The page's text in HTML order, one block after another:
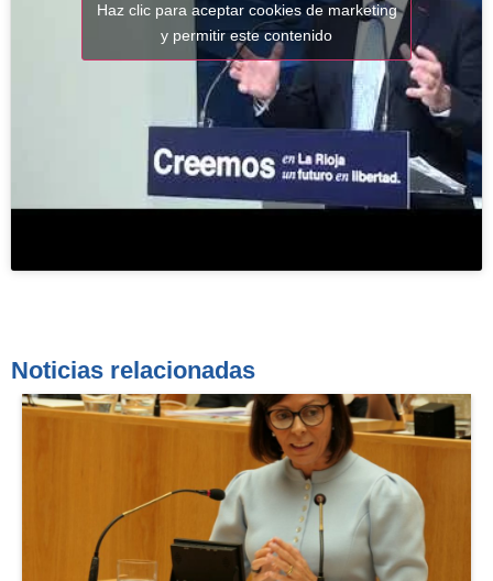
Haz clic para aceptar cookies de marketing
y permitir este contenido
Noticias relacionadas